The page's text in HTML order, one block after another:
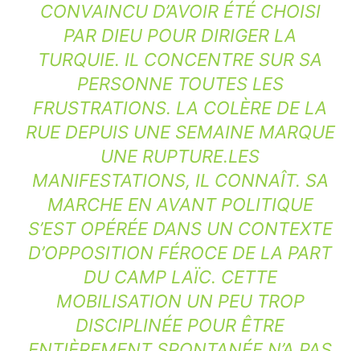
CONVAINCU D’AVOIR ÉTÉ CHOISI
PAR DIEU POUR DIRIGER LA
TURQUIE. IL CONCENTRE SUR SA
PERSONNE TOUTES LES
FRUSTRATIONS. LA COLÈRE DE LA
RUE DEPUIS UNE SEMAINE MARQUE
UNE RUPTURE.LES
MANIFESTATIONS, IL CONNAÎT. SA
MARCHE EN AVANT POLITIQUE
S’EST OPÉRÉE DANS UN CONTEXTE
D’OPPOSITION FÉROCE DE LA PART
DU CAMP LAÏC. CETTE
MOBILISATION UN PEU TROP
DISCIPLINÉE POUR ÊTRE